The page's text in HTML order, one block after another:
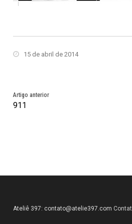
15 de abril de 2014
Artigo anterior
911
Ateliê 397: contato@atelie397.com